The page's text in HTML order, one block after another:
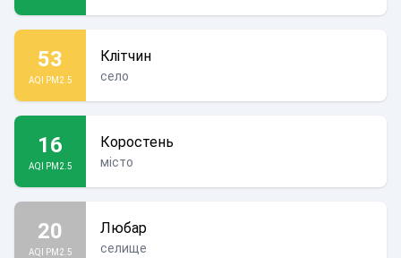
53
AQI PM2.5
Клітчин
село
16
AQI PM2.5
Коростень
місто
20
AQI PM2.5
Любар
селище